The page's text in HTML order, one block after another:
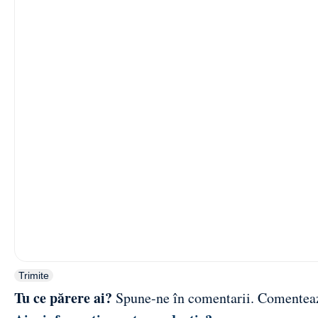
Trimite
Tu ce părere ai? Spune-ne în comentarii.